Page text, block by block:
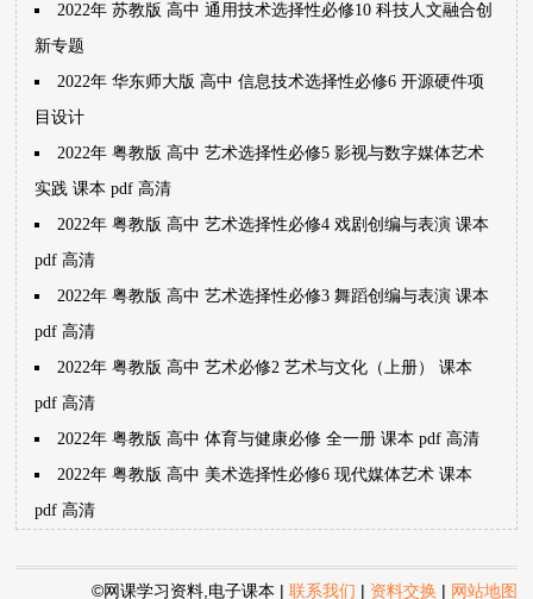
2022年 苏教版 高中 通用技术选择性必修10 科技人文融合创
新专题
2022年 华东师大版 高中 信息技术选择性必修6 开源硬件项
目设计
2022年 粤教版 高中 艺术选择性必修5 影视与数字媒体艺术
实践 课本 pdf 高清
2022年 粤教版 高中 艺术选择性必修4 戏剧创编与表演 课本
pdf 高清
2022年 粤教版 高中 艺术选择性必修3 舞蹈创编与表演 课本
pdf 高清
2022年 粤教版 高中 艺术必修2 艺术与文化（上册） 课本
pdf 高清
2022年 粤教版 高中 体育与健康必修 全一册 课本 pdf 高清
2022年 粤教版 高中 美术选择性必修6 现代媒体艺术 课本
pdf 高清
©网课学习资料,电子课本 | 联系我们 | 资料交换 | 网站地图